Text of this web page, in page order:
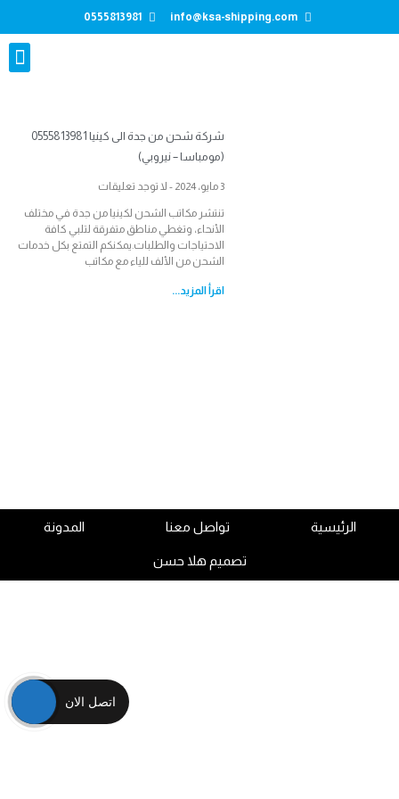
info@ksa-shipping.com
0555813981
شركة شحن من جدة الى كينيا 0555813981
(مومباسا – نيروبي)
3 مايو، 2024 لا توجد تعليقات
تنتشر مكاتب الشحن لكينيا من جدة في مختلف
الأنحاء، وتغطي مناطق متفرقة لتلبي كافة
الاحتياجات والطلبات.يمكنكم التمتع بكل خدمات
الشحن من الألف للياء مع مكاتب
اقرأ المزيد...
الرئيسية تواصل معنا المدونة
تصميم هلا حسن
اتصل الان